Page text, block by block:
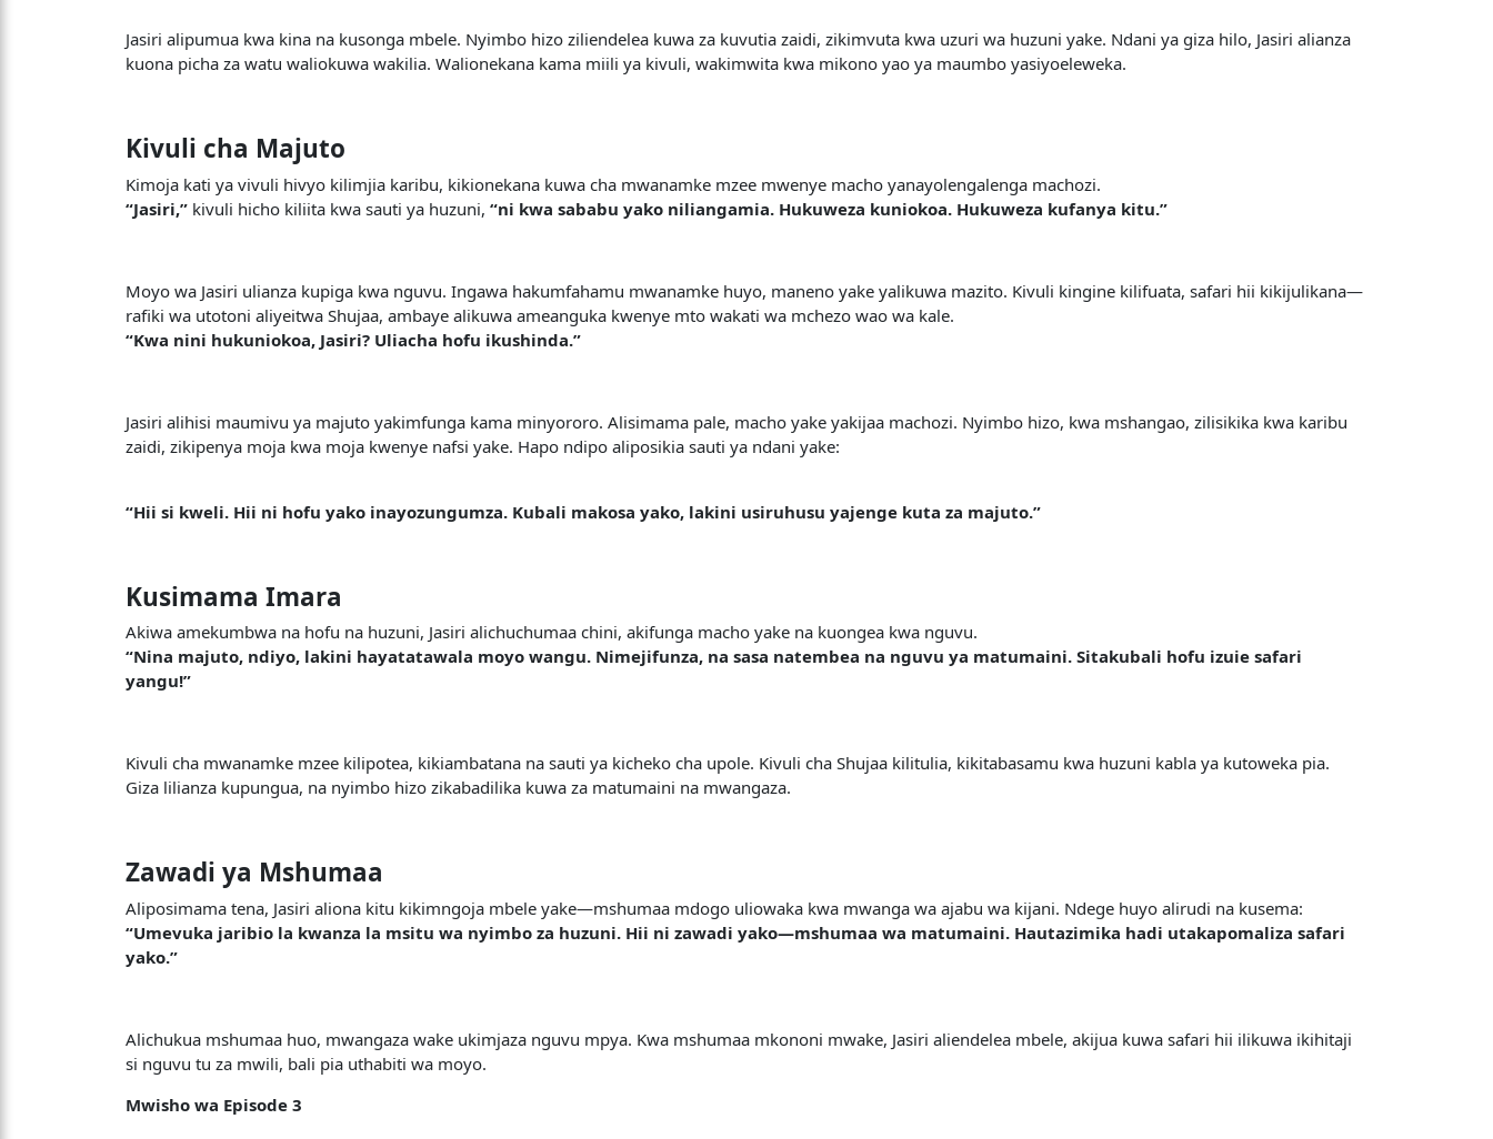
Jasiri alipumua kwa kina na kusonga mbele. Nyimbo hizo ziliendelea kuwa za kuvutia zaidi, zikimvuta kwa uzuri wa huzuni yake. Ndani ya giza hilo, Jasiri alianza
kuona picha za watu waliokuwa wakilia. Walionekana kama miili ya kivuli, wakimwita kwa mikono yao ya maumbo yasiyoeleweka.
Kivuli cha Majuto
Kimoja kati ya vivuli hivyo kilimjia karibu, kikionekana kuwa cha mwanamke mzee mwenye macho yanayolengalenga machozi.
“Jasiri,” kivuli hicho kiliita kwa sauti ya huzuni,“ni kwa sababu yako niliangamia. Hukuweza kuniokoa. Hukuweza kufanya kitu.”
Moyo wa Jasiri ulianza kupiga kwa nguvu. Ingawa hakumfahamu mwanamke huyo, maneno yake yalikuwa mazito. Kivuli kingine kilifuata, safari hii kikijulikana—
rafiki wa utotoni aliyeitwa Shujaa, ambaye alikuwa ameanguka kwenye mto wakati wa mchezo wao wa kale.
“Kwa nini hukuniokoa, Jasiri? Uliacha hofu ikushinda.”
Jasiri alihisi maumivu ya majuto yakimfunga kama minyororo. Alisimama pale, macho yake yakijaa machozi. Nyimbo hizo, kwa mshangao, zilisikika kwa karibu
zaidi, zikipenya moja kwa moja kwenye nafsi yake. Hapo ndipo aliposikia sauti ya ndani yake:
“Hii si kweli. Hii ni hofu yako inayozungumza. Kubali makosa yako, lakini usiruhusu yajenge kuta za majuto.”
Kusimama Imara
Akiwa amekumbwa na hofu na huzuni, Jasiri alichuchumaa chini, akifunga macho yake na kuongea kwa nguvu.
“Nina majuto, ndiyo, lakini hayatatawala moyo wangu. Nimejifunza, na sasa natembea na nguvu ya matumaini. Sitakubali hofu izuie safari
yangu!”
Kivuli cha mwanamke mzee kilipotea, kikiambatana na sauti ya kicheko cha upole. Kivuli cha Shujaa kilitulia, kikitabasamu kwa huzuni kabla ya kutoweka pia.
Giza lilianza kupungua, na nyimbo hizo zikabadilika kuwa za matumaini na mwangaza.
Zawadi ya Mshumaa
Aliposimama tena, Jasiri aliona kitu kikimngoja mbele yake—mshumaa mdogo uliowaka kwa mwanga wa ajabu wa kijani. Ndege huyo alirudi na kusema:
“Umevuka jaribio la kwanza la msitu wa nyimbo za huzuni. Hii ni zawadi yako—mshumaa wa matumaini. Hautazimika hadi utakapomaliza safari
yako.”
Alichukua mshumaa huo, mwangaza wake ukimjaza nguvu mpya. Kwa mshumaa mkononi mwake, Jasiri aliendelea mbele, akijua kuwa safari hii ilikuwa ikihitaji
si nguvu tu za mwili, bali pia uthabiti wa moyo.
Mwisho wa Episode 3